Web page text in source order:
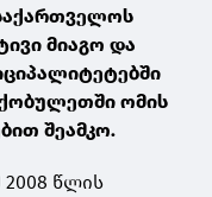
მიაგო და
ომის
შეამკო.
2008 წლის